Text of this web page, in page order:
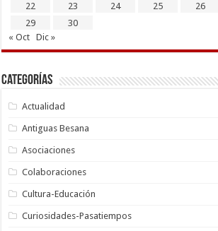
22
23 24 25 26
29
30
« Oct
Dic »
Categorías
Actualidad
Antiguas Besana
Asociaciones
Colaboraciones
Cultura-Educación
Curiosidades-Pasatiempos